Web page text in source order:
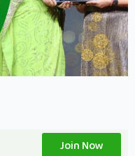
Join Now